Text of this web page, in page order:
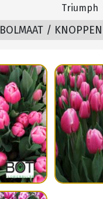
Triumph
BOLMAAT / KNOPPEN